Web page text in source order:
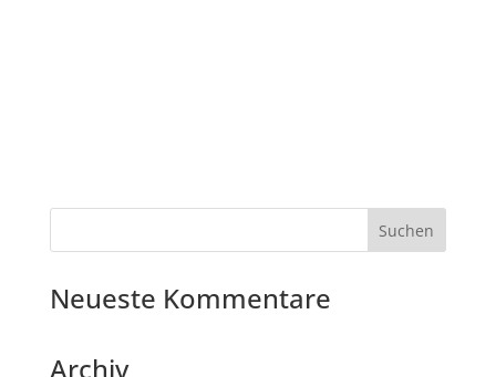
Neueste Kommentare
Archiv